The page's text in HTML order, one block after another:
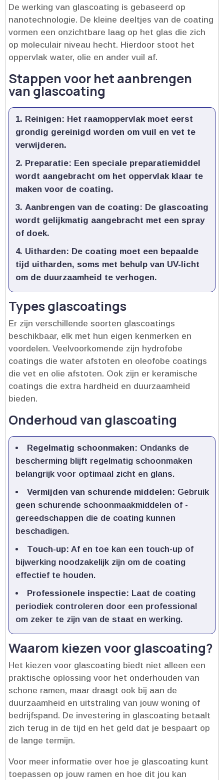
De werking van glascoating is gebaseerd op
nanotechnologie.​ De kleine deeltjes van de coating
vormen een onzichtbare laag op het glas die zich
op moleculair niveau hecht.​ Hierdoor stoot het
oppervlak water, olie en ander vuil af.​
Stappen voor het aanbrengen
van glascoating
Reinigen: Het raamoppervlak moet eerst
grondig gereinigd worden om vuil en vet te
verwijderen.​
Preparatie: Een speciale preparatiemiddel
wordt aangebracht om het oppervlak klaar te
maken voor de coating.​
Aanbrengen van de coating: De glascoating
wordt gelijkmatig aangebracht met een spray
of doek.​
Uitharden: De coating moet een bepaalde
tijd uitharden, soms met behulp van UV-licht
om de duurzaamheid te verhogen.​
Types glascoatings
Er zijn verschillende soorten glascoatings
beschikbaar, elk met hun eigen kenmerken en
voordelen.​ Veelvoorkomende zijn hydrofobe
coatings die water afstoten en oleofobe coatings
die vet en olie afstoten.​ Ook zijn er keramische
coatings die extra hardheid en duurzaamheid
bieden.​
Onderhoud van glascoating
Regelmatig schoonmaken: Ondanks de
bescherming blijft regelmatig schoonmaken
belangrijk voor optimaal zicht en glans.​
Vermijden van schurende middelen: Gebruik
geen schurende schoonmaakmiddelen of -
gereedschappen die de coating kunnen
beschadigen.​
Touch-up: Af en toe kan een touch-up of
bijwerking noodzakelijk zijn om de coating
effectief te houden.​
Professionele inspectie: Laat de coating
periodiek controleren door een professional
om zeker te zijn van de staat en werking.​
Waarom kiezen voor glascoating?
Het kiezen voor glascoating biedt niet alleen een
praktische oplossing voor het onderhouden van
schone ramen, maar draagt ook bij aan de
duurzaamheid en uitstraling van jouw woning of
bedrijfspand.​ De investering in glascoating betaalt
zich terug in de tijd en het geld dat je bespaart op
de lange termijn.​
Voor meer informatie over hoe je glascoating kunt
toepassen op jouw ramen en hoe dit jou kan